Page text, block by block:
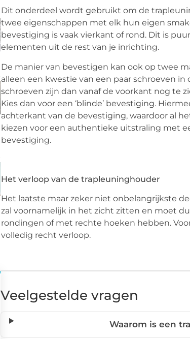
Dit onderdeel wordt gebruikt om de
twee eigenschappen met elk hun eigen
bevestiging is vaak vierkant of rond. Dit is
elementen uit de rest van je inrichting.
De manier van bevestigen kan ook op twee
alleen een kwestie van een paar schroeven
schroeven zijn dan vanaf de voorkant nog te
Kies dan voor een ‘blinde’ bevestiging.
achterkant van de bevestiging, waardoor al
kiezen voor een authentieke uitstraling met
bevestiging.
Het verloop van de trapleuninghouder
Het laatste maar zeker niet onbelangrijkste
zal voornamelijk in het zicht zitten en moet
rondingen of met rechte hoeken hebben.
volledig recht verloop.
Veelgestelde vragen
Waarom is een